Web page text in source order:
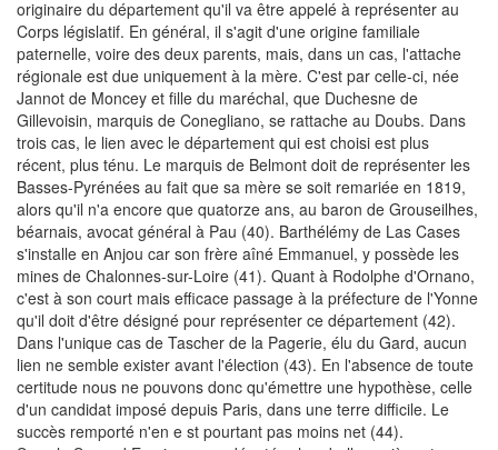
originaire du département qu'il va être appelé à représenter au
Corps législatif. En général, il s'agit d'une origine familiale
paternelle, voire des deux parents, mais, dans un cas, l'attache
régionale est due uniquement à la mère. C'est par celle-ci, née
Jannot de Moncey et fille du maréchal, que Duchesne de
Gillevoisin, marquis de Conegliano, se rattache au Doubs. Dans
trois cas, le lien avec le département qui est choisi est plus
récent, plus ténu. Le marquis de Belmont doit de représenter les
Basses-Pyrénées au fait que sa mère se soit remariée en 1819,
alors qu'il n'a encore que quatorze ans, au baron de Grouseilhes,
béarnais, avocat général à Pau (40). Barthélémy de Las Cases
s'installe en Anjou car son frère aîné Emmanuel, y possède les
mines de Chalonnes-sur-Loire (41). Quant à Rodolphe d'Ornano,
c'est à son court mais efficace passage à la préfecture de l'Yonne
qu'il doit d'être désigné pour représenter ce département (42).
Dans l'unique cas de Tascher de la Pagerie, élu du Gard, aucun
lien ne semble exister avant l'élection (43). En l'absence de toute
certitude nous ne pouvons donc qu'émettre une hypothèse, celle
d'un candidat imposé depuis Paris, dans une terre difficile. Le
succès remporté n'en e st pourtant pas moins net (44).